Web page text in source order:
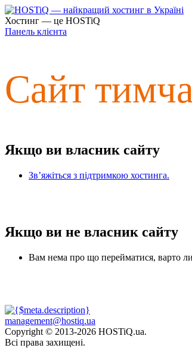
Хостинг — це HOSTiQ
Панель клієнта
Сайт
Якщо ви власник сайту
Зв’яжіться з підтримкою хостинга.
Якщо ви не власник сайту
Вам нема про що перейматися, варто
management@hostiq.ua
Copyright © 2013-2026 HOSTiQ.ua.
Всі права захищені.